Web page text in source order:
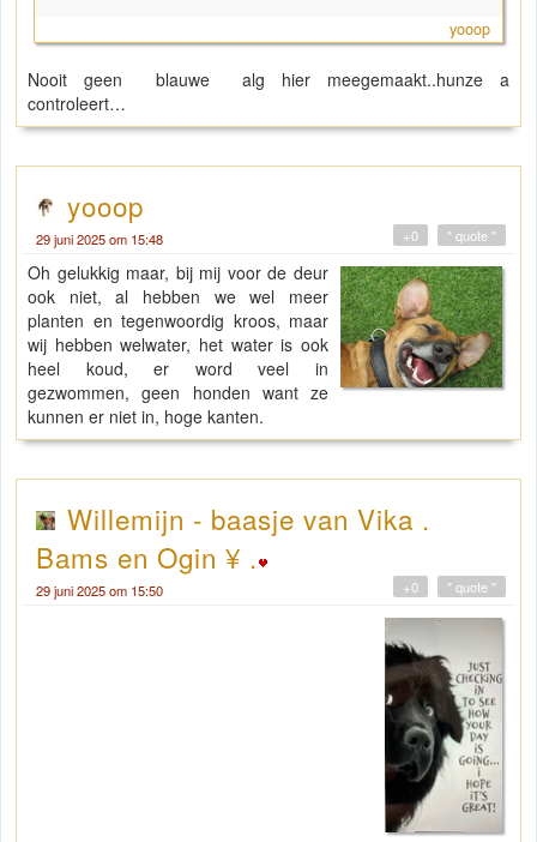
yooop
Nooit geen blauwe alg hier meegemaakt..hunze a
controleert…
yooop
29 juni 2025 om 15:48 " quote "
+0
Oh gelukkig maar, bij mij voor de deur
ook niet, al hebben we wel meer
planten en tegenwoordig kroos, maar
wij hebben welwater, het water is ook
heel koud, er word veel in
gezwommen, geen honden want ze
kunnen er niet in, hoge kanten.
Willemijn - baasje van Vika .
Bams en Ogin ¥ .
29 juni 2025 om 15:50 " quote "
+0